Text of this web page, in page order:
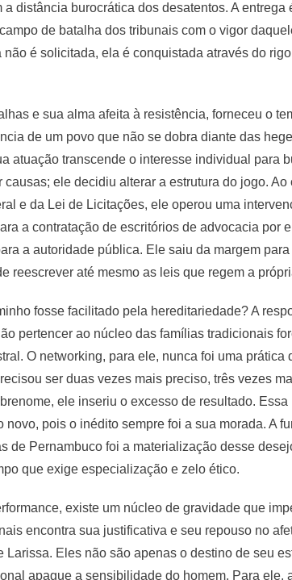
distância burocrática dos desatentos. A entrega
de batalha dos tribunais com o vigor
é solicitada, ela é conquistada através do
e sua alma afeita à resistência, forneceu o
de um povo que não se dobra diante das
atuação transcende o interesse individual para
ele decidiu alterar a estrutura do jogo.
e da Lei de Licitações, ele operou uma
a contratação de escritórios de advocacia por
a autoridade pública. Ele saiu da margem
reescrever até mesmo as leis que regem a
fosse facilitado pela hereditariedade? A
pertencer ao núcleo das famílias tradicionais
O networking, para ele, nunca foi uma prática
ser duas vezes mais preciso, três vezes
ele inseriu o excesso de resultado.
pois o inédito sempre foi a sua morada. A
de Pernambuco foi a materialização desse
que exige especialização e zelo ético.
existe um núcleo de gravidade que
encontra sua justificativa e seu repouso no
Eles não são apenas o destino de seu
apague a sensibilidade do homem. Para ele,